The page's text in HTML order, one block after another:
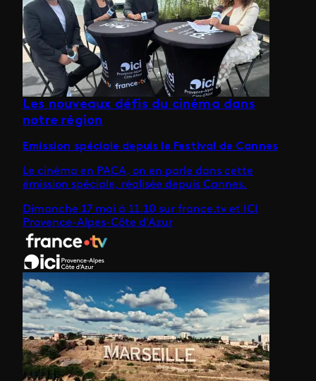
Les nouveaux défis du cinéma dans
notre région
Emission spéciale depuis le Festival de Cannes
Le cinéma en PACA, on en parle dans cette
émission spéciale, réalisée depuis Cannes.
Dimanche 17 mai à 11.10 sur france.tv et ICI
Provence-Alpes-Côte d'Azur